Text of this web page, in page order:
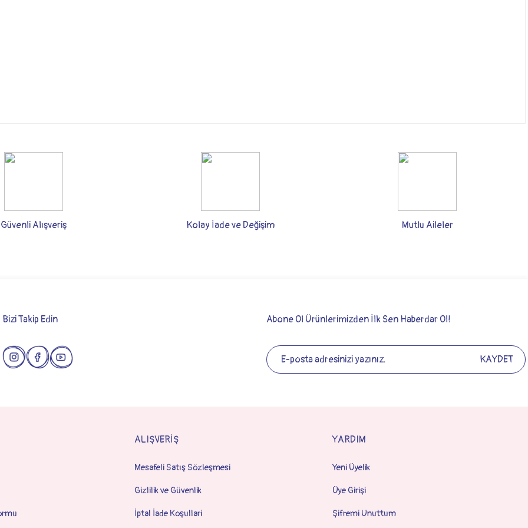
Güvenli Alışveriş Kolay İade ve Değişim Mutlu Aileler
Bizi Takip Edin Abone Ol Ürünlerimizden İlk Sen Haberdar Ol!
KAYDET
ALIŞVERİŞ
Mesafeli Satış Sözleşmesi
Gizlilik ve Güvenlik
İptal İade Koşullari
YARDIM
Yeni Üyelik
Üye Girişi
Şifremi Unuttum